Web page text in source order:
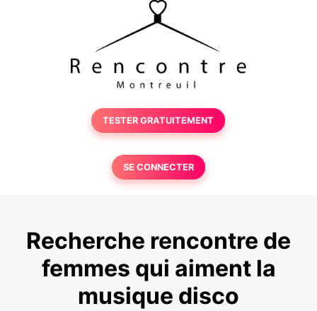
TESTER GRATUITEMENT
SE CONNECTER
Recherche rencontre de
femmes qui aiment la
musique disco